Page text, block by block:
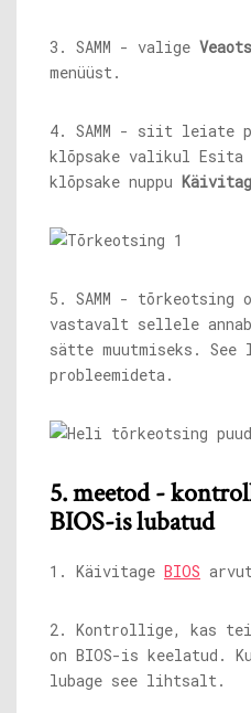
3. SAMM - valige
menüüst.
4. SAMM - siit leiate
klõpsake valikul
klõpsake nuppu
5. SAMM -
vastavalt sellele
sätte muutmiseks. See
probleemideta.
5. meetod -
BIOS-is lubatud
1. Käivitage BIOS
2. Kontrollige, kas
on BIOS-is keelatud.
lubage see lihtsalt.